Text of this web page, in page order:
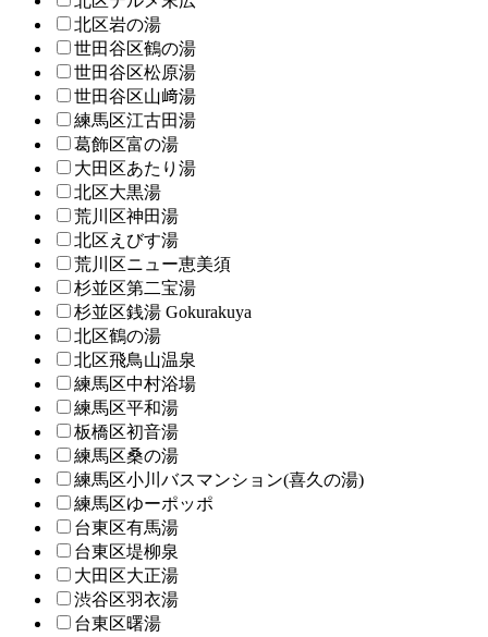
北区岩の湯
世田谷区鶴の湯
世田谷区松原湯
世田谷区山﨑湯
練馬区江古田湯
葛飾区富の湯
大田区あたり湯
北区大黒湯
荒川区神田湯
北区えびす湯
荒川区ニュー恵美須
杉並区第二宝湯
杉並区銭湯 Gokurakuya
北区鶴の湯
北区飛鳥山温泉
練馬区中村浴場
練馬区平和湯
板橋区初音湯
練馬区桑の湯
練馬区小川バスマンション(喜久の湯)
練馬区ゆーポッポ
台東区有馬湯
台東区堤柳泉
大田区大正湯
渋谷区羽衣湯
台東区曙湯